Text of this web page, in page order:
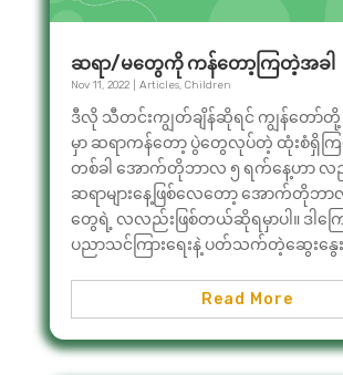
ဆရာ/မတွေကို ကန်တော့ကြတဲ့အခါ
Nov 11, 2022| Articles, Children
ဒီလို သီတင်းကျွတ်ချိန်ဆိုရင် ကျွန်တော်တို့ မ
မှာ ဆရာကန်တော့ ပွဲတွေလုပ်တဲ့ ထုံးစံရှိက
တစ်ခါ အောက်တိုဘာလ ၅ ရက်နေ့ဟာ လည်
ဆရာများနေ့ဖြစ်လေတော့ အောက်တိုဘ
တွေရဲ့ လလည်းဖြစ်တယ်ဆိုရမှာပါ။ ဒါကြ
ပညာသင်ကြားရေးနဲ့ ပတ်သက်တဲ့ဆွေးနွေး
Read More